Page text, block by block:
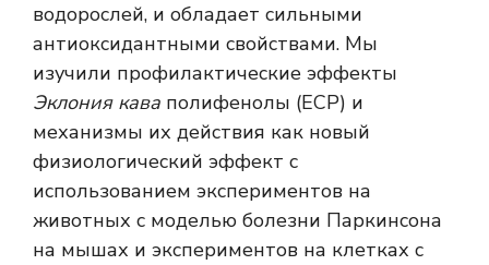
водорослей, и обладает сильными
антиоксидантными свойствами. Мы
изучили профилактические эффекты
Эклония кава полифенолы (ECP) и
механизмы их действия как новый
физиологический эффект с
использованием экспериментов на
животных с моделью болезни Паркинсона
на мышах и экспериментов на клетках с